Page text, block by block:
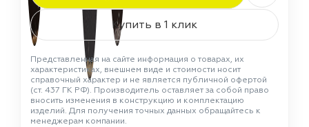
Купить в 1 клик
Представленная на сайте информация о товарах, их
характеристиках, внешнем виде и стоимости носит
справочный характер и не является публичной офертой
(ст. 437 ГК РФ). Производитель оставляет за собой право
вносить изменения в конструкцию и комплектацию
изделий. Для получения точных данных обращайтесь к
менеджерам компании.